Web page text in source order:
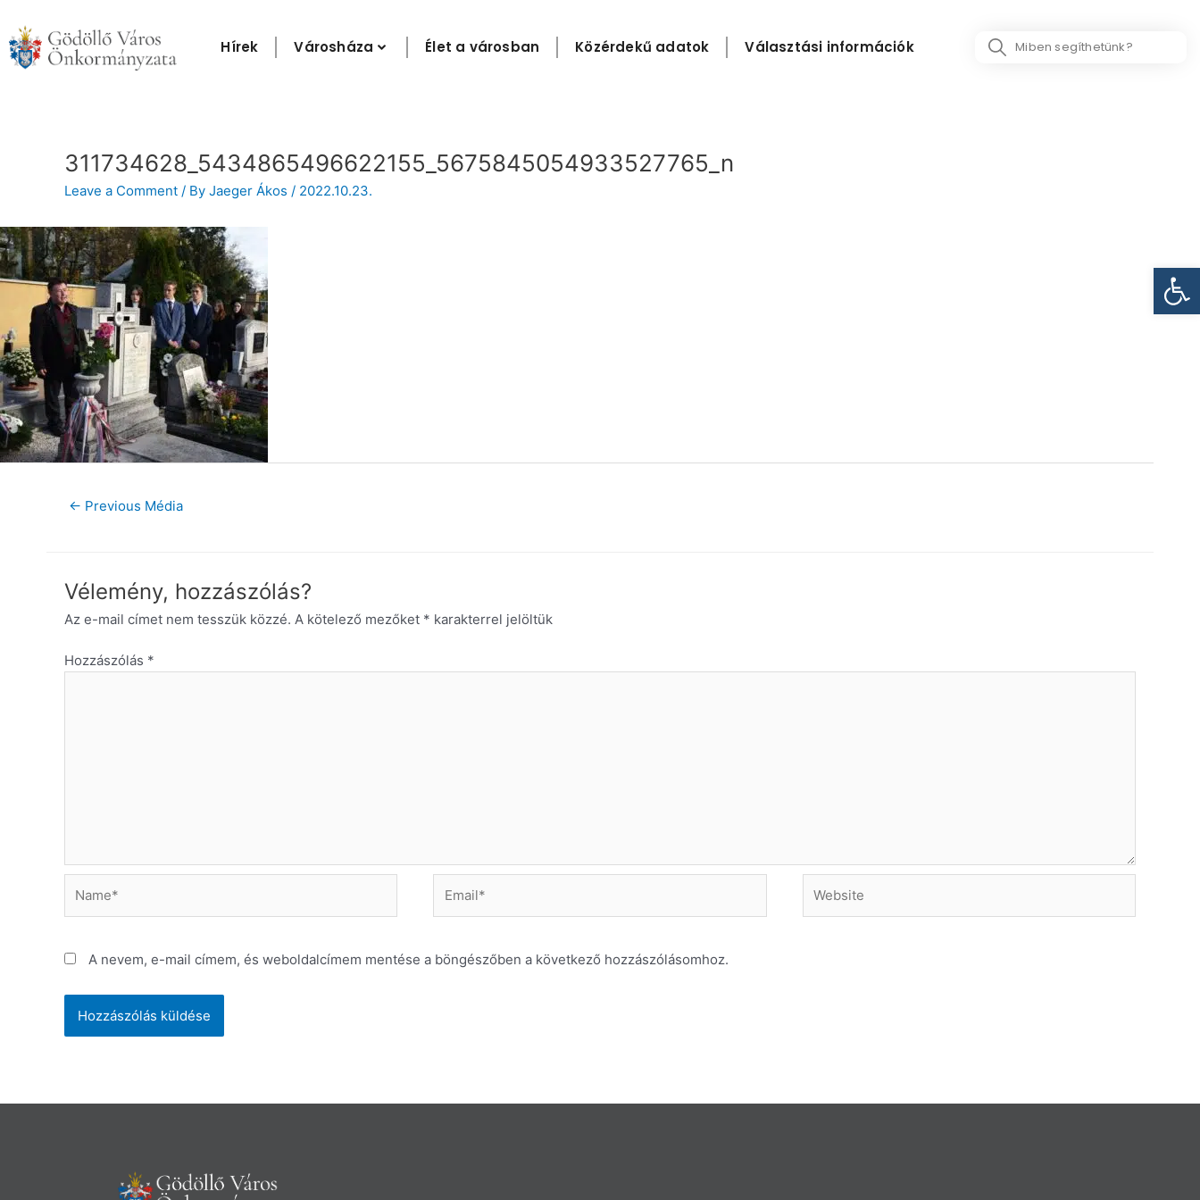
content
Hírek Városháza Élet a városban Közérdekű adatok Választási információk
Search
311734628_5434865496622155_5675845054933527765_n
Leave a Comment / By Jaeger Ákos / 2022.10.23.
← Previous Média
Vélemény, hozzászólás?
Az e-mail címet nem tesszük közzé. A kötelező mezőket * karakterrel jelöltük
Hozzászólás *
A nevem, e-mail címem, és weboldalcímem mentése a böngészőben a következő hozzászólásomhoz.